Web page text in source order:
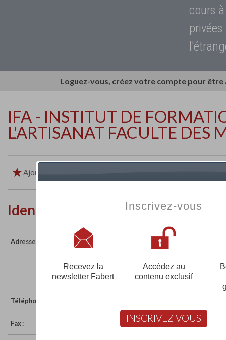
cours
Loguez-vous, créez votre compte pour
IFA - INSTITUT DE
L'ARTISANAT FACULTE DES
Ajouter aux favoris
Identité de l'établissement
Adresse :
35172 BRUZ
France
Téléphone :
Fax : 02 99 05 45 50
Inscrivez-vous
Recevez la
newsletter Fabert
Accédez au
contenu exclusif
INSCRIVEZ-VOUS